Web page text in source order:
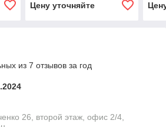
Цену уточняйте
из 7 отзывов за год
26, второй этаж, офис 2/4,